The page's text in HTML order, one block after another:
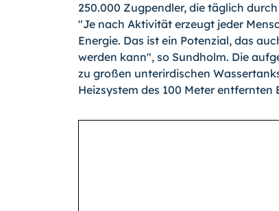
250.000 Zugpendler, die täglich
"Je nach Aktivität erzeugt jeder
Energie. Das ist ein Potenzial, das
werden kann", so Sundholm. Die
zu großen unterirdischen
Heizsystem des 100 Meter